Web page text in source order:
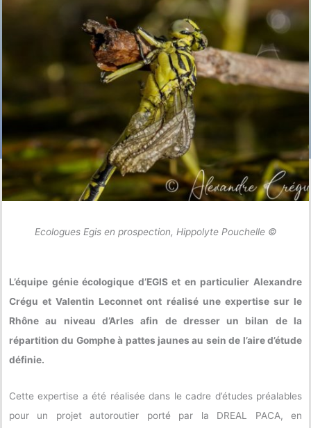
Ecologues Egis en prospection, Hippolyte Pouchelle ©
L’équipe génie écologique d’EGIS et en particulier Alexandre
Crégu et Valentin Leconnet ont réalisé une expertise sur le
Rhône au niveau d’Arles afin de dresser un bilan de la
répartition du Gomphe à pattes jaunes au sein de l’aire d’étude
définie.
Cette expertise a été réalisée dans le cadre d’études préalables
pour un projet autoroutier porté par la DREAL PACA, en